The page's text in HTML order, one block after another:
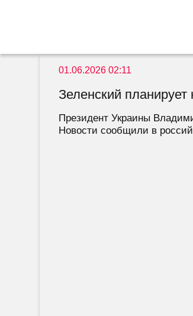
01.06.2026 02:11
Зеленский
Президент Украины
Новости сообщили в